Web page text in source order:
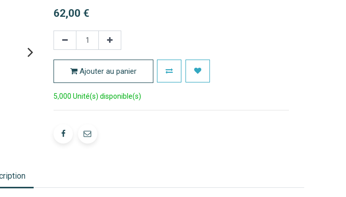
62,00 €
Ajouter au panier
5,000 Unité(s) disponible(s)